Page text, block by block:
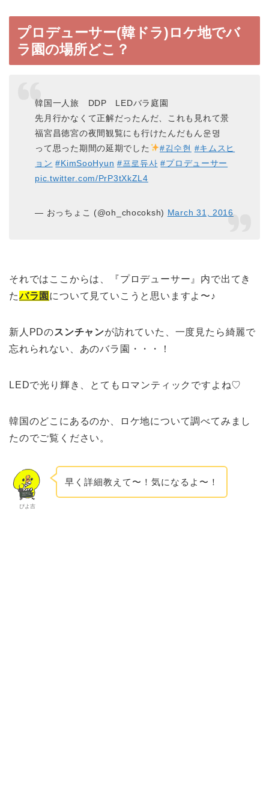
プロデューサー(韓ドラ)ロケ地でバ
ラ園の場所どこ？
韓国一人旅 DDP LEDバラ庭園
先月行かなくて正解だったんだ、これも見れて景
福宮昌徳宮の夜間観覧にも行けたんだもん운명
って思った期間の延期でした
#김수현 #キムスヒ
ョン #KimSooHyun #프로듀사 #プロデューサー
pic.twitter.com/PrP3tXkZL4
— おっちょこ (@oh_chocoksh) March 31, 2016
それではここからは、『プロデューサー』内で出てき
たバラ園 について見ていこうと思いますよ〜♪
新人PDのスンチャンが訪れていた、一度見たら綺麗で
忘れられない、あのバラ園・・・！
LEDで光り輝き、とてもロマンティックですよね♡
韓国のどこにあるのか、ロケ地について調べてみまし
たのでご覧ください。
ぴよ吉
早く詳細教えて〜！気になるよ〜！